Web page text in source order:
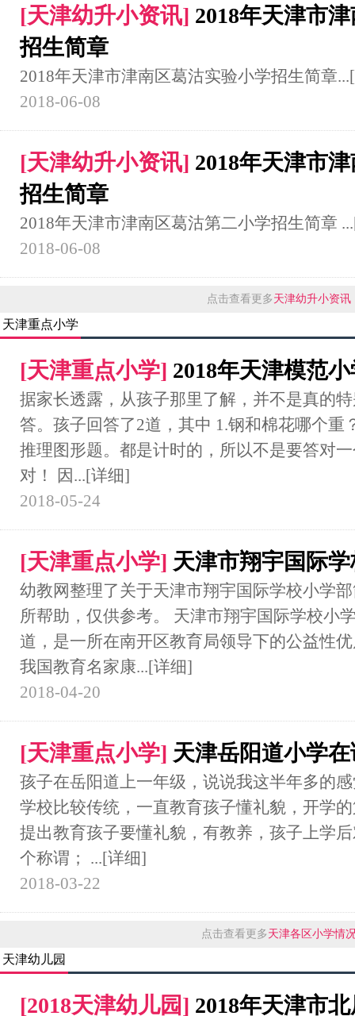
[天津幼升小资讯] 2018年天津市
招生简章
2018年天津市津南区葛沽实验小学招生简章...
2018-06-08
[天津幼升小资讯] 2018年天津市
招生简章
2018年天津市津南区葛沽第二小学招生简章 ...
2018-06-08
点击查看更多 天津幼升小资讯
天津重点小学
[天津重点小学] 2018年天津模范
据家长透露，从孩子那里了解，并不是真的
答。孩子回答了2道，其中 1.钢和棉花哪个重
推理图形题。都是计时的，所以不是要答对
对！ 因...[详细]
2018-05-24
[天津重点小学] 天津市翔宇国际
幼教网整理了关于天津市翔宇国际学校小学
所帮助，仅供参考。 天津市翔宇国际学校小
道，是一所在南开区教育局领导下的公益性
我国教育名家康...[详细]
2018-04-20
[天津重点小学] 天津岳阳道小学
孩子在岳阳道上一年级，说说我这半年多的
学校比较传统，一直教育孩子懂礼貌，开学
提出教育孩子要懂礼貌，有教养，孩子上学
个称谓； ...[详细]
2018-03-22
点击查看更多 天津各区小学情
天津幼儿园
[2018天津幼儿园] 2018年天津市